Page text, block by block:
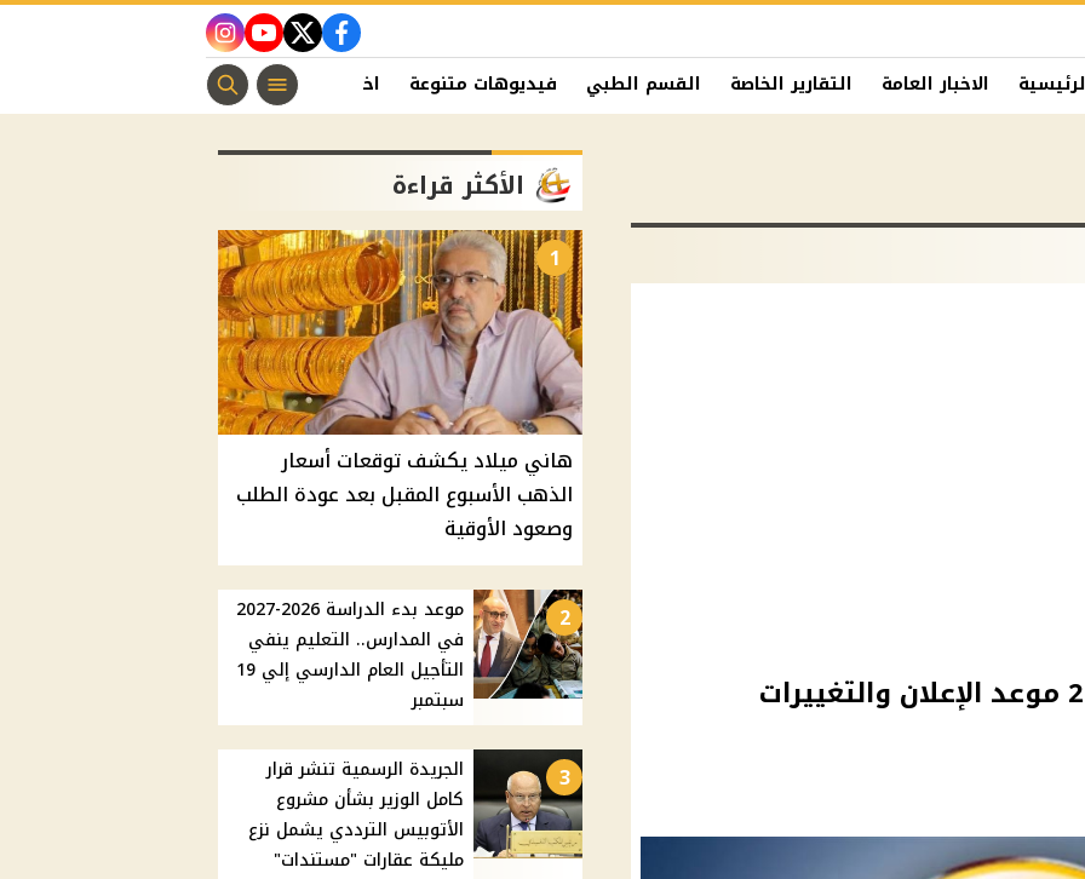
facebook
twitter
youtube
instagram
الاخبار العامة التقارير الخاصة القسم الطبي فيديوهات متنوعة اخبار الفن منوعات مسيحية
حركة تنقلات الشرطة 2025 موعد الإعلان والتغييرات
الأكثر قراءة
1
هاني ميلاد يكشف توقعات أسعار
الذهب الأسبوع المقبل بعد عودة الطلب
وصعود الأوقية
2
موعد بدء الدراسة 2026-2027
في المدارس.. التعليم ينفي
التأجيل العام الدارسي إلي 19
سبتمبر
3
الجريدة الرسمية تنشر قرار
كامل الوزير بشأن مشروع
الأتوبيس الترددي يشمل نزع
مليكة عقارات "مستندات"